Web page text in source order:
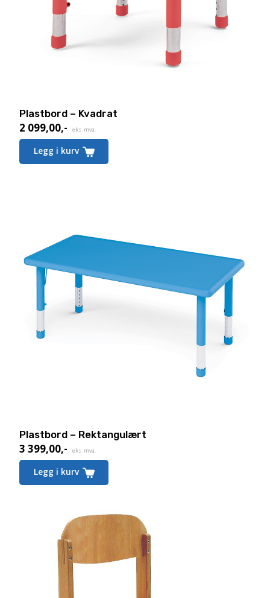
Plastbord – Kvadrat
2 099,00,- eks. mva.
Legg i kurv
Plastbord – Rektangulært
3 399,00,- eks. mva.
Legg i kurv